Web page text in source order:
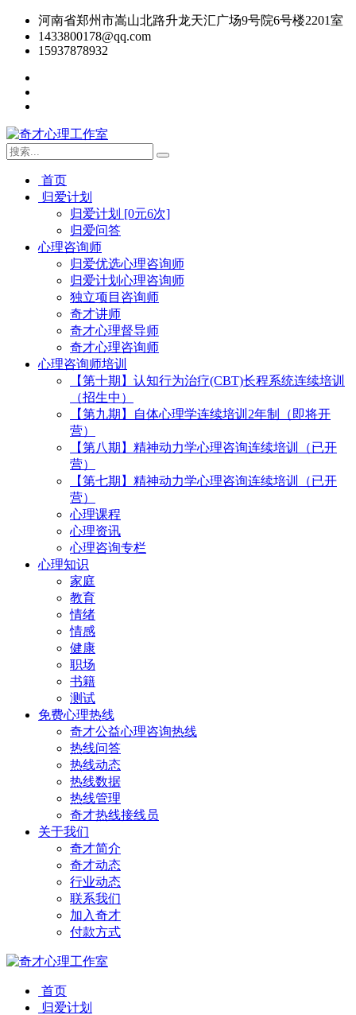
河南省郑州市嵩山北路升龙天汇广场9号院6号楼2201室
1433800178@qq.com
15937878932
首页
归爱计划
归爱计划 [0元6次]
归爱问答
心理咨询师
归爱优选心理咨询师
归爱计划心理咨询师
独立项目咨询师
奇才讲师
奇才心理督导师
奇才心理咨询师
心理咨询师培训
【第十期】认知行为治疗(CBT)长程系统连续培训
（招生中）
【第九期】自体心理学连续培训2年制（即将开
营）
【第八期】精神动力学心理咨询连续培训（已开
营）
【第七期】精神动力学心理咨询连续培训（已开
营）
心理课程
心理资讯
心理咨询专栏
心理知识
家庭
教育
情绪
情感
健康
职场
书籍
测试
免费心理热线
奇才公益心理咨询热线
热线问答
热线动态
热线数据
热线管理
奇才热线接线员
关于我们
奇才简介
奇才动态
行业动态
联系我们
加入奇才
付款方式
首页
归爱计划